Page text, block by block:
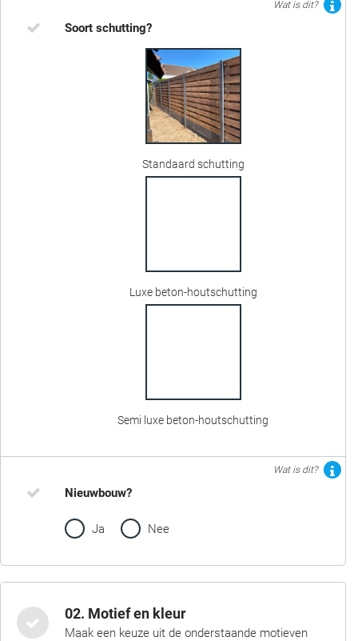
Wat is dit?
Soort schutting?
Standaard schutting
Luxe beton-houtschutting
Semi luxe beton-houtschutting
Wat is dit?
Nieuwbouw?
Ja Nee
02. Motief en kleur
Maak een keuze uit de onderstaande motieven